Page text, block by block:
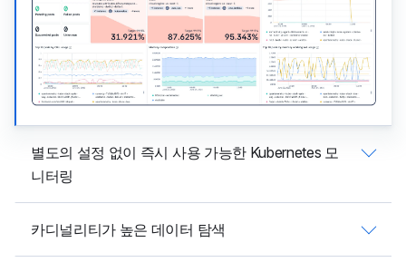
별도의 설정 없이 즉시 사용 가능한 Kubernetes 모
니터링
카디널리티가 높은 데이터 탐색